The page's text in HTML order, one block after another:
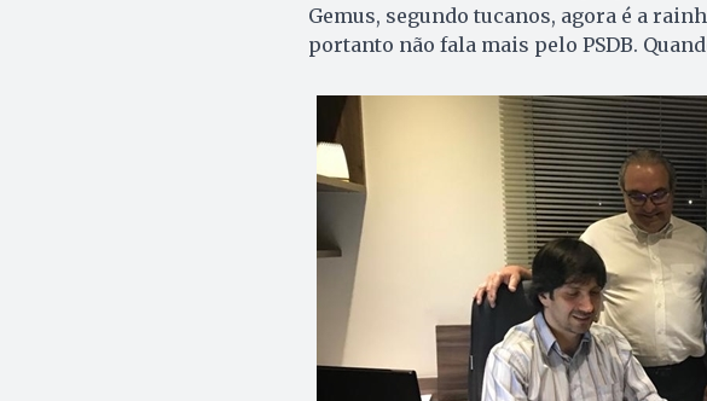
Gemus, segundo tucanos, agora é a
portanto não fala mais pelo PSDB.